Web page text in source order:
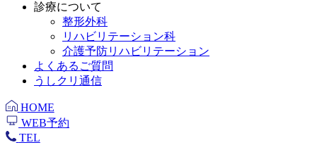
診療について
整形外科
リハビリテーション科
介護予防リハビリテーション
よくあるご質問
うしクリ通信
HOME
WEB予約
TEL